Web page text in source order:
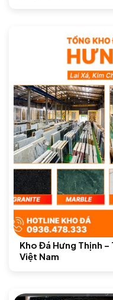
Kho Đá Hưng Thịnh
Việt Nam